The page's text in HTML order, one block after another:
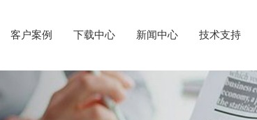
客户案例 下载中心 新闻中心 技术支持